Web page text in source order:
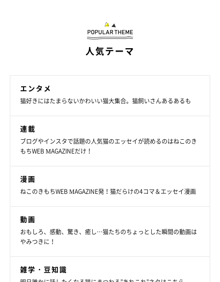
としてきたかな！？」と飼い主さん。
@silky0702
シルキーさんの毛量が、これからどう変化していくのか……今後
も気になりますね！
やんちゃに走り回っていた生後2カ月半の子猫
人気テーマ
エンタメ
猫好きにはたまらないかわいい猫大集合。猫飼いさんあるあるも
連載
ブログやインスタで話題の人気猫のエッセイが読めるのはねこのき
もちWEB MAGAZINEだけ！
漫画
ねこのきもちWEB MAGAZINE発！猫だらけの4コマ＆エッセイ漫画
動画
おもしろ、感動、驚き、癒し…猫たちのちょっとした瞬間の動画は
やみつきに！
雑学・豆知識